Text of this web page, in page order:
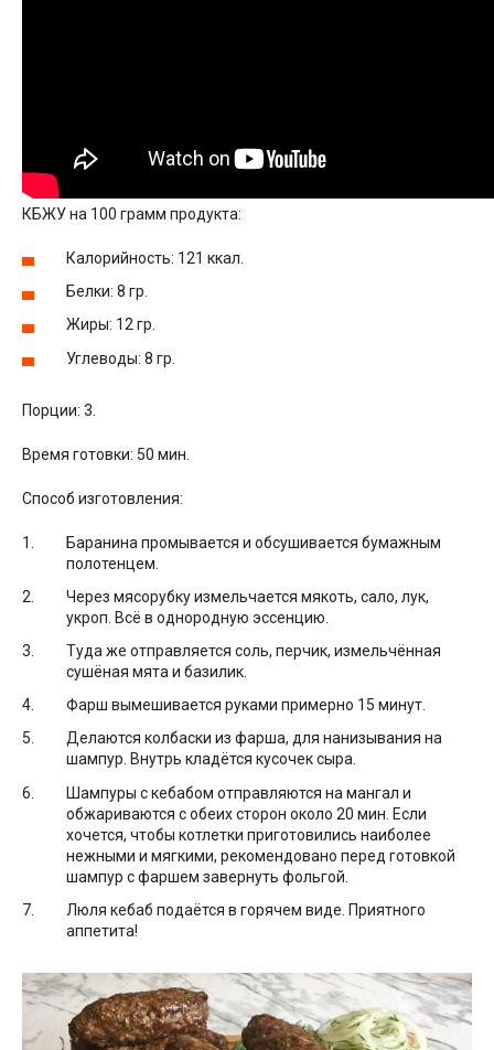
КБЖУ на 100 грамм продукта:
Калорийность: 121 ккал.
Белки: 8 гр.
Жиры: 12 гр.
Углеводы: 8 гр.
Порции: 3.
Время готовки: 50 мин.
Способ изготовления:
Баранина промывается и обсушивается бумажным
полотенцем.
Через мясорубку измельчается мякоть, сало, лук,
укроп. Всё в однородную эссенцию.
Туда же отправляется соль, перчик, измельчённая
сушёная мята и базилик.
Фарш вымешивается руками примерно 15 минут.
Делаются колбаски из фарша, для нанизывания на
шампур. Внутрь кладётся кусочек сыра.
Шампуры с кебабом отправляются на мангал и
обжариваются с обеих сторон около 20 мин. Если
хочется, чтобы котлетки приготовились наиболее
нежными и мягкими, рекомендовано перед готовкой
шампур с фаршем завернуть фольгой.
Люля кебаб подаётся в горячем виде. Приятного
аппетита!